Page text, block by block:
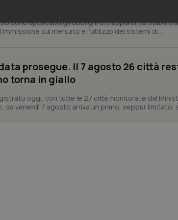
ai cittadini
sono applicabili gli obblighi di trasparenza stabiliti
sul mercato e l’utilizzo dei sistemi di...
prosegue. Il 7 agosto 26 città
torna in giallo
oggi, con tutte le 27 città monitorate dal
da venerdì 7 agosto arriva un primo, seppur limitato,
Necessari Statistici
necessari contribuiscono a rendere fruibile il sito web abilitandone